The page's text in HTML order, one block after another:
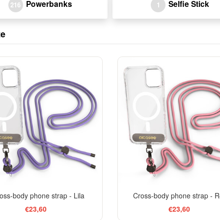
216 Powerbanks 1 Selfie Stick
body phone strap - Lila
€23,60
Cross-body phone strap -
€23,60